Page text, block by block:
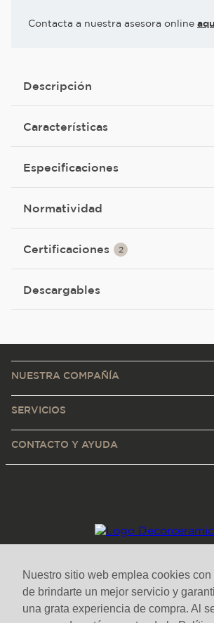
Nuestro sitio web emplea cookies con
de brindarte un mejor servicio y
una grata experiencia de compra. Al
Contacta a nuestra asesora online
Descripción
Características
Especificaciones
Normatividad
Certificaciones 2
Descargables
NUESTRA COMPAÑÍA
SERVICIOS
CONTACTO Y AYUDA